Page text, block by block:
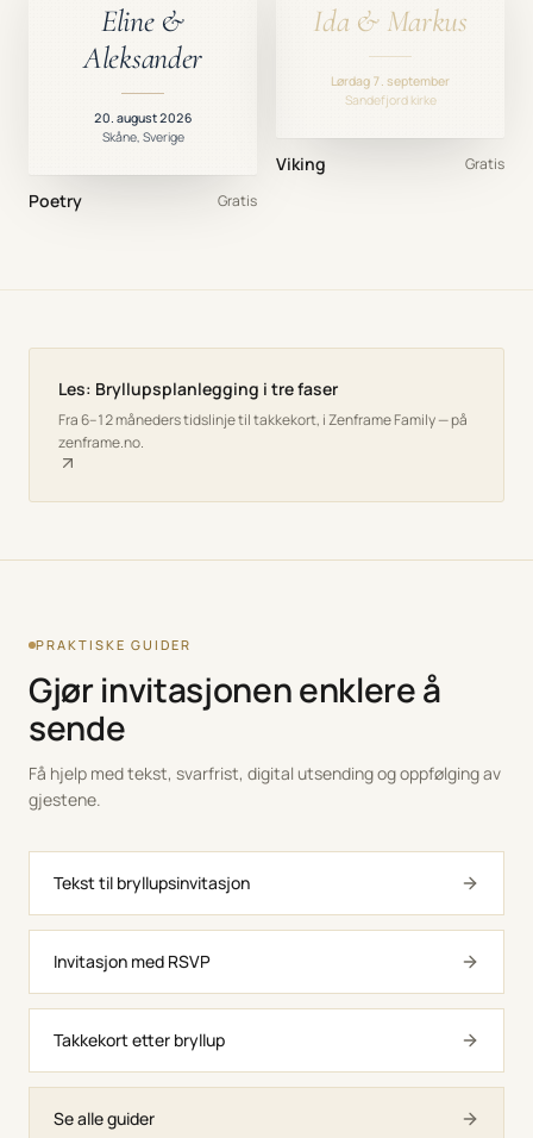
Eline &
Aleksander
20. august 2026
Skåne, Sverige
Poetry Gratis
Ida & Markus
Lørdag 7. september
Sandefjord kirke
Viking Gratis
Les: Bryllupsplanlegging i tre faser
Fra 6–12 måneders tidslinje til takkekort, i Zenframe Family — på
zenframe.no.
PRAKTISKE GUIDER
Gjør invitasjonen enklere å
sende
Få hjelp med tekst, svarfrist, digital utsending og oppfølging av
gjestene.
Tekst til bryllupsinvitasjon
Invitasjon med RSVP
Takkekort etter bryllup
Se alle guider